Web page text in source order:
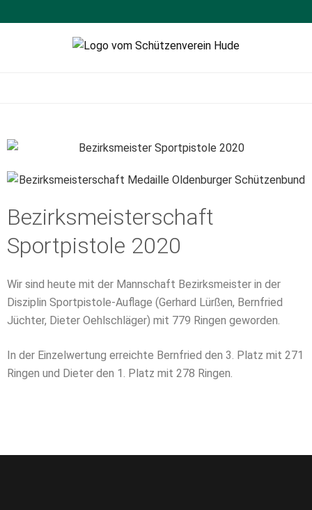
Bezirksmeisterschaft
Sportpistole 2020
Wir sind heute mit der Mannschaft Bezirksmeister in der
Disziplin Sportpistole-Auflage (Gerhard Lürßen, Bernfried
Jüchter, Dieter Oehlschläger) mit 779 Ringen geworden.
In der Einzelwertung erreichte Bernfried den 3. Platz mit 271
Ringen und Dieter den 1. Platz mit 278 Ringen.